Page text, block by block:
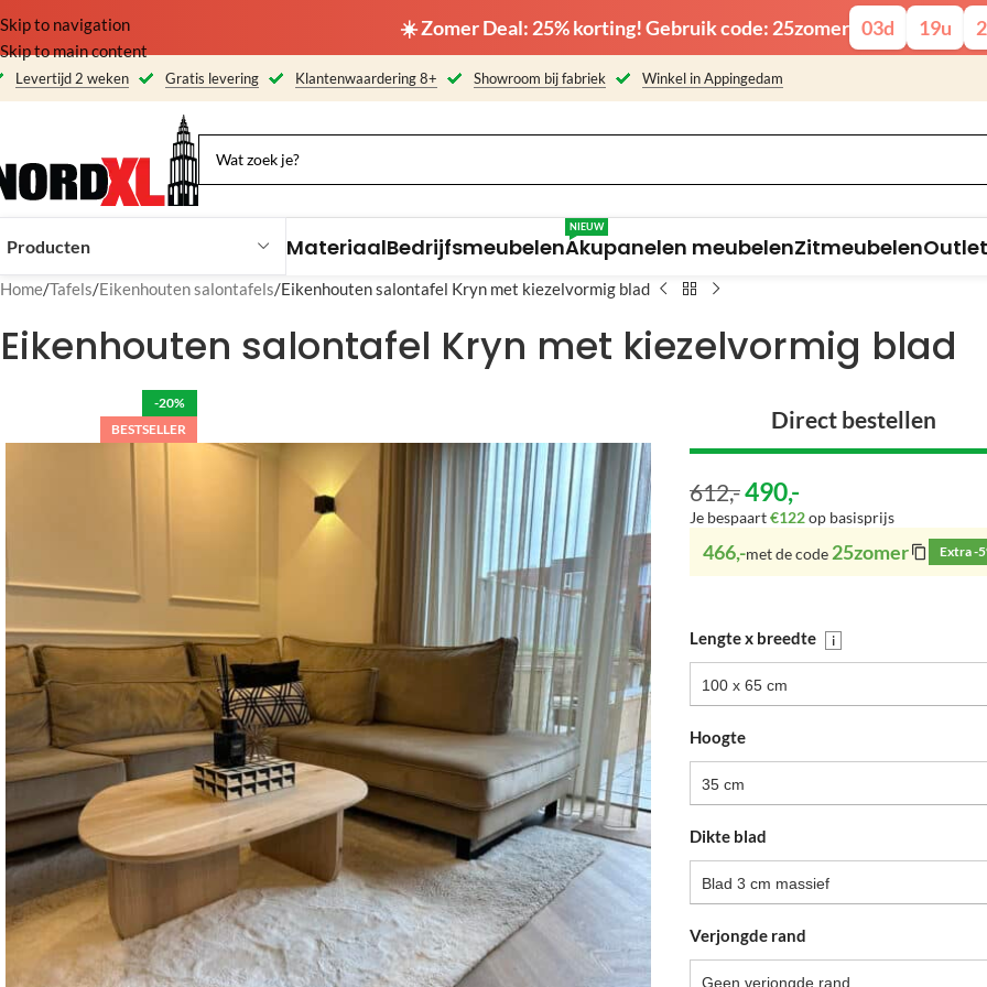
☀️ Zomer Deal: 25% korting! Gebruik code: 25zomer 03d 19u
Skip to navigation
Skip to main content
Levertijd 2 weken Gratis levering Klantenwaardering 8+ Showroom bij fabriek Winkel in Appingedam
Producten MateriaalBedrijfsmeubelenAkupanelen meubelen
NIEUW
ZitmeubelenOutlet
Home Tafels Eikenhouten salontafels Eikenhouten salontafel Kryn met kiezelvormig blad
Eikenhouten salontafel Kryn met kiezelvormig blad
-20%
BESTSELLER
Direct bestellen
612,-490,-
Je bespaart€122op basisprijs
466,-met de code 25zomer Extra -
Lengte x breedte i
100 x 65 cm
Hoogte
35 cm
Dikte blad
Blad 3 cm massief
Verjongde rand
Geen verjongde rand